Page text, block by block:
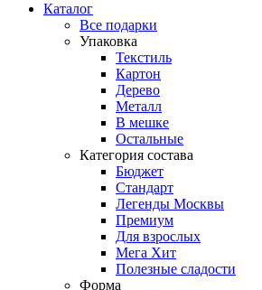
Каталог
Все подарки
Упаковка
Текстиль
Картон
Дерево
Металл
В мешке
Остальные
Категория состава
Бюджет
Стандарт
Легенды Москвы
Премиум
Для взрослых
Мега Хит
Полезные сладости
Форма